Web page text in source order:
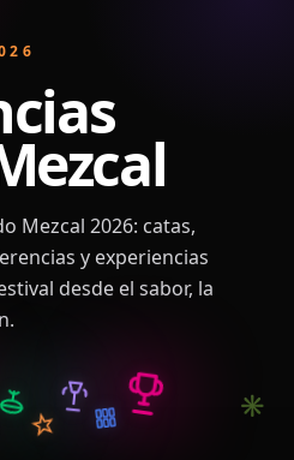
Mezcal 2026: catas,
y experiencias
desde el sabor, la
✳